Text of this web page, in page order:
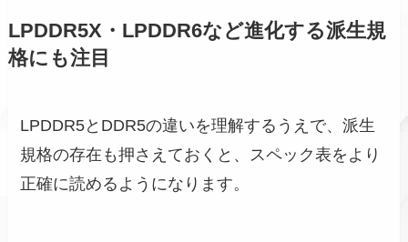
LPDDR5X・LPDDR6など進化する派生規
格にも注目
LPDDR5とDDR5の違いを理解するうえで、派生
規格の存在も押さえておくと、スペック表をより
正確に読めるようになります。